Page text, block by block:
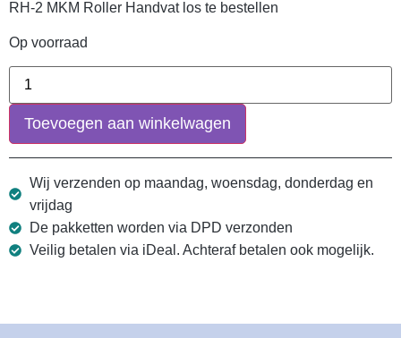
RH-2 MKM Roller Handvat los te bestellen
Op voorraad
Toevoegen aan winkelwagen
Wij verzenden op maandag, woensdag, donderdag en
vrijdag
De pakketten worden via DPD verzonden
Veilig betalen via iDeal. Achteraf betalen ook mogelijk.